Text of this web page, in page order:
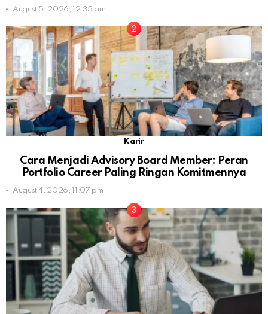
August 5, 2026, 12:35 am
Karir
Cara Menjadi Advisory Board Member: Peran
Portfolio Career Paling Ringan Komitmennya
August 4, 2026, 11:07 pm